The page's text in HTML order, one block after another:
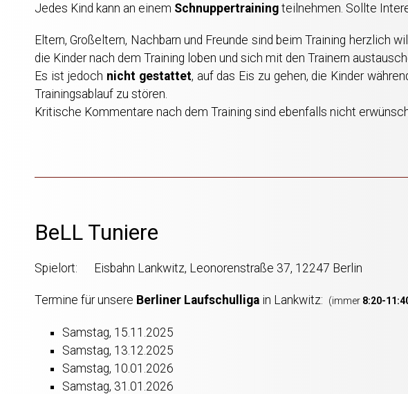
Jedes Kind kann an einem Schnuppertraining teilnehmen. Sollte
Eltern, Großeltern, Nachbarn und Freunde sind beim Training herzlich
die Kinder nach dem Training loben und sich mit den Trainern
Es ist jedoch nicht gestattet, auf das Eis zu gehen, die Kinder
Trainingsablauf zu stören.
Kritische Kommentare nach dem Training sind ebenfalls nicht
BeLL Tuniere
Spielort: Eisbahn Lankwitz, Leonorenstraße 37, 12247 Berlin
Termine für unsere Berliner Laufschulliga in Lankwitz: (immer 8:20-
Samstag, 15.11.2025
Samstag, 13.12.2025
Samstag, 10.01.2026
Samstag, 31.01.2026